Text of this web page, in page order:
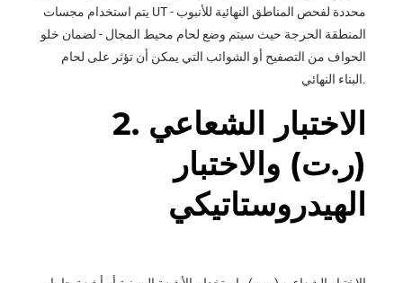
يتم استخدام مجسات UT محددة لفحص المناطق النهائية للأنبوب -
المنطقة الحرجة حيث سيتم وضع لحام محيط المجال - لضمان خلو
الحواف من التصفيح أو الشوائب التي يمكن أن تؤثر على لحام
البناء النهائي.
2. الاختبار الشعاعي
(ر.ت) والاختبار
الهيدروستاتيكي